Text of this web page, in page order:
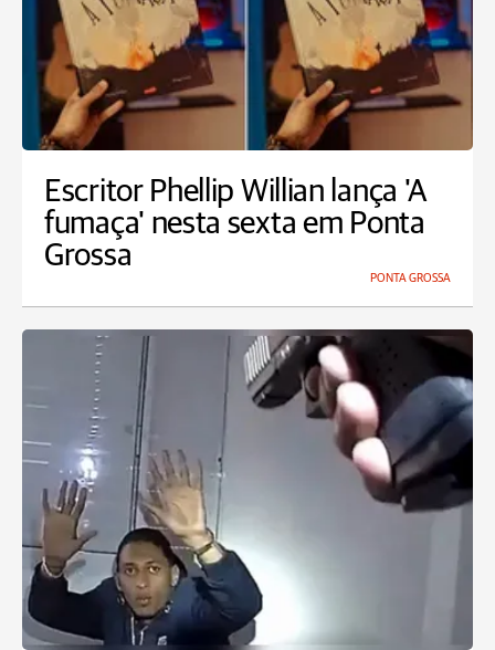
Escritor Phellip Willian lança 'A
fumaça' nesta sexta em Ponta
Grossa
PONTA GROSSA